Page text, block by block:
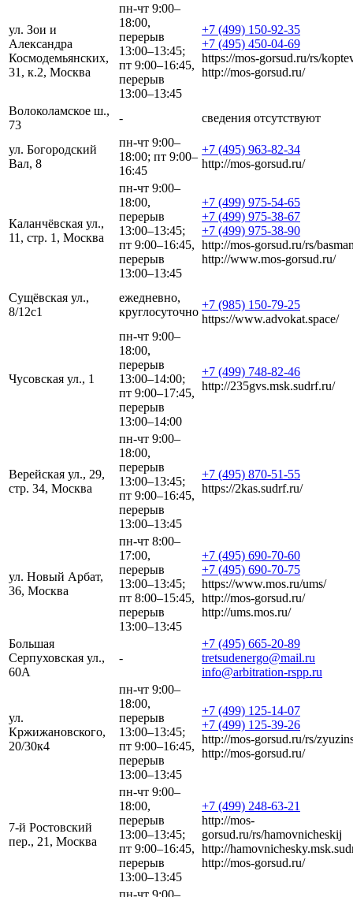
ул. Зои и
Александра
Космодемьянских,
31, к.2, Москва
пн-чт 9:00–
18:00,
перерыв
13:00–13:45;
пт 9:00–16:45,
перерыв
13:00–13:45
+7 (499) 150-92-35
+7 (495) 450-04-69
https://mos-gorsud.ru/rs/
http://mos-gorsud.ru/
Волоколамское ш.,
73
- сведения отсутствуют
ул. Богородский
Вал, 8
пн-чт 9:00–
18:00; пт 9:00–
16:45
+7 (495) 963-82-34
http://mos-gorsud.ru/
Каланчёвская ул.,
11, стр. 1, Москва
пн-чт 9:00–
18:00,
перерыв
13:00–13:45;
пт 9:00–16:45,
перерыв
13:00–13:45
+7 (499) 975-54-65
+7 (499) 975-38-67
+7 (499) 975-38-90
http://mos-gorsud.ru/rs/
http://www.mos-gorsud.ru/
Сущёвская ул.,
8/12с1
ежедневно,
круглосуточно
+7 (985) 150-79-25
https://www.advokat.space/
Чусовская ул., 1
пн-чт 9:00–
18:00,
перерыв
13:00–14:00;
пт 9:00–17:45,
перерыв
13:00–14:00
+7 (499) 748-82-46
http://235gvs.msk.sudrf.ru/
Верейская ул., 29,
стр. 34, Москва
пн-чт 9:00–
18:00,
перерыв
13:00–13:45;
пт 9:00–16:45,
перерыв
13:00–13:45
+7 (495) 870-51-55
https://2kas.sudrf.ru/
ул. Новый Арбат,
36, Москва
пн-чт 8:00–
17:00,
перерыв
13:00–13:45;
пт 8:00–15:45,
перерыв
13:00–13:45
+7 (495) 690-70-60
+7 (495) 690-70-75
https://www.mos.ru/ums/
http://mos-gorsud.ru/
http://ums.mos.ru/
Большая
Серпуховская ул.,
60А
-
+7 (495) 665-20-89
tretsudenergo@mail.ru
info@arbitration-rspp.ru
ул.
Кржижановского,
20/30к4
пн-чт 9:00–
18:00,
перерыв
13:00–13:45;
пт 9:00–16:45,
перерыв
13:00–13:45
+7 (499) 125-14-07
+7 (499) 125-39-26
http://mos-gorsud.ru/rs/
http://mos-gorsud.ru/
7-й Ростовский
пер., 21, Москва
пн-чт 9:00–
18:00,
перерыв
13:00–13:45;
пт 9:00–16:45,
перерыв
13:00–13:45
+7 (499) 248-63-21
http://mos-
gorsud.ru/rs/hamovnicheskij
http://
http://mos-gorsud.ru/
пн-чт 9:00–